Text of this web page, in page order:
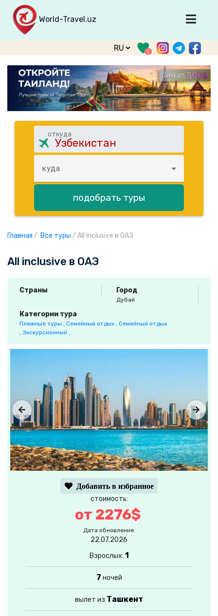
World-Travel.uz
Главная
Направления
Туры
Тур. фирмы
Табло прилета
О проекте
0
откуда
куда
подобрать туры
Главная / Все туры / All inclusive в ОАЭ
All inclusive в ОАЭ
Страны Город
Дубай
Категории тура
Пляжные туры , Семейный отдых , Семейный отдых
, Экскурсионный ,
Добавить в избранное
стоимость:
от 2276$
Дата обновления:
22.07.2026
Взрослых: 1
7 ночей
вылет из Ташкент